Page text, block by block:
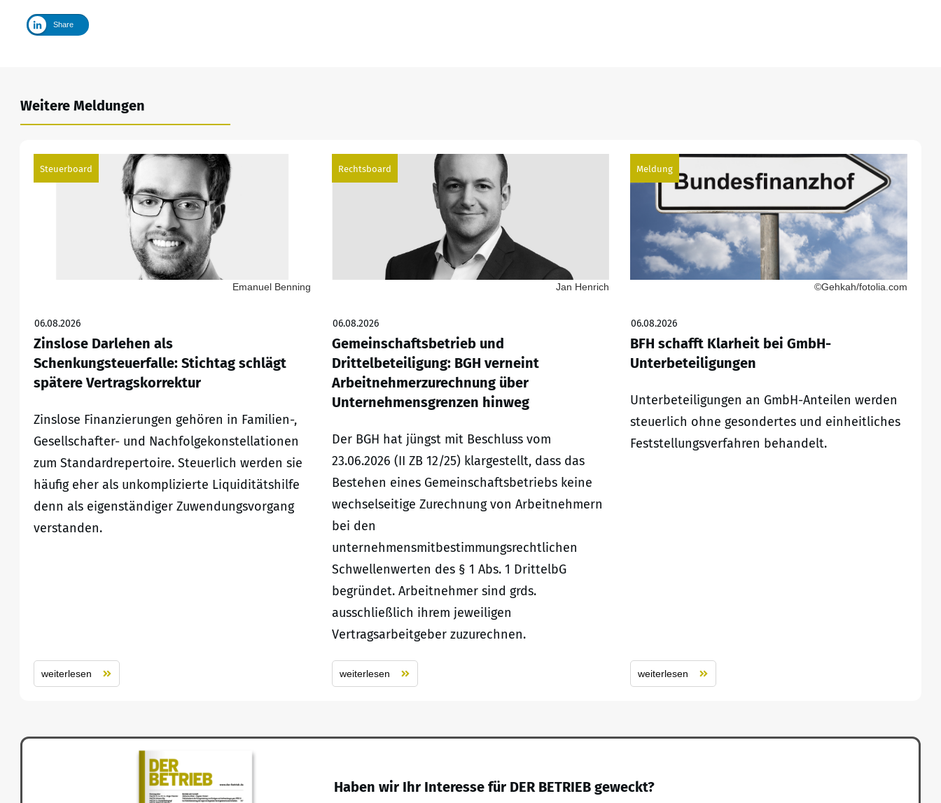
Share
Weitere Meldungen
Steuerboard
Emanuel Benning
06.08.2026
Zinslose Darlehen als
Schenkungsteuerfalle: Stichtag schlägt
spätere Vertragskorrektur
Zinslose Finanzierungen gehören in Familien-,
Gesellschafter- und Nachfolgekonstellationen
zum Standardrepertoire. Steuerlich werden sie
häufig eher als unkomplizierte Liquiditätshilfe
denn als eigenständiger Zuwendungsvorgang
verstanden.
weiterlesen
Rechtsboard
Jan Henrich
06.08.2026
Gemeinschaftsbetrieb und
Drittelbeteiligung: BGH verneint
Arbeitnehmerzurechnung über
Unternehmensgrenzen hinweg
Der BGH hat jüngst mit Beschluss vom
23.06.2026 (II ZB 12/25) klargestellt, dass das
Bestehen eines Gemeinschaftsbetriebs keine
wechselseitige Zurechnung von Arbeitnehmern
bei den
unternehmensmitbestimmungsrechtlichen
Schwellenwerten des § 1 Abs. 1 DrittelbG
begründet. Arbeitnehmer sind grds.
ausschließlich ihrem jeweiligen
Vertragsarbeitgeber zuzurechnen.
weiterlesen
Meldung
©Gehkah/fotolia.com
06.08.2026
BFH schafft Klarheit bei GmbH-
Unterbeteiligungen
Unterbeteiligungen an GmbH-Anteilen werden
steuerlich ohne gesondertes und einheitliches
Feststellungsverfahren behandelt.
weiterlesen
Haben wir Ihr Interesse für DER BETRIEB geweckt?